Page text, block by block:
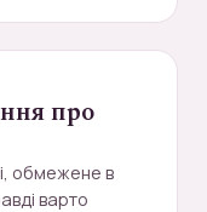
про
обмежене в
варто